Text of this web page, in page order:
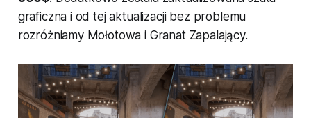
graficzna i od tej aktualizacji bez problemu
rozróżniamy Mołotowa i Granat Zapalający.